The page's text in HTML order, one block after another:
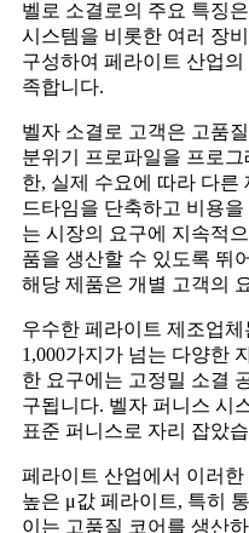
벨로 소결로의 주요 특징
시스템을 비롯한 여러 장
구성하여 페라이트 산업
족합니다.
벨자 소결로 고객은 고품
분위기 프로파일을 프로
한, 실제 수요에 따라 다른
드타임을 단축하고 비용
는 시장의 요구에 지속적
품을 생산할 수 있도록 뛰
해당 제품은 개별 고객의
우수한 페라이트 제조업
1,000가지가 넘는 다양한
한 요구에는 고정밀 소결
구됩니다. 벨자 퍼니스 시
표준 퍼니스로 자리 잡았
페라이트 산업에서 이러
높은 μ값 페라이트, 특히
이는 고품질 코어를 생산